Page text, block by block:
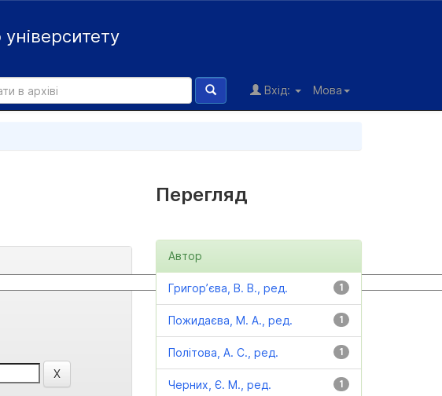
Мова
Вхід:
Перегляд
Автор
1
Григор’єва, В. В., ред.
1
Пожидаєва, М. А., ред.
1
Політова, А. С., ред.
1
Черних, Є. М., ред.